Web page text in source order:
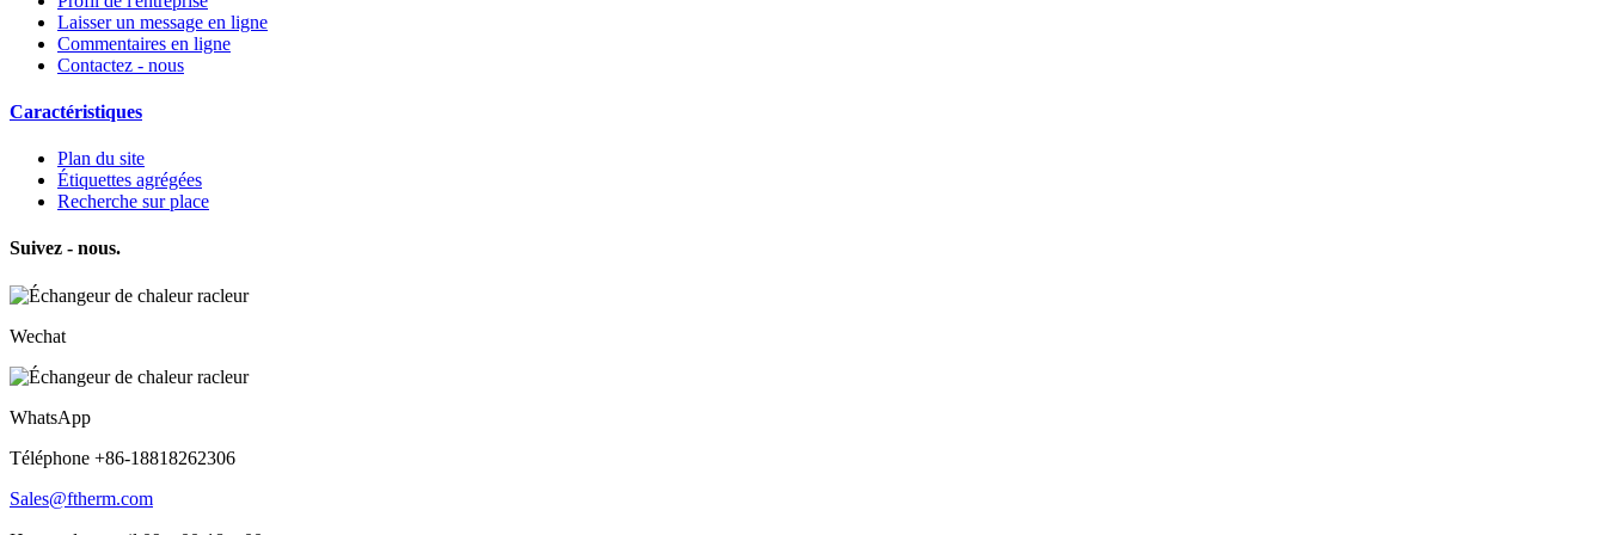
Laisser un message en ligne
Commentaires en ligne
Contactez - nous
Caractéristiques
Plan du site
Étiquettes agrégées
Recherche sur place
Suivez - nous.
Wechat
WhatsApp
Téléphone +86-18818262306
Sales@ftherm.com